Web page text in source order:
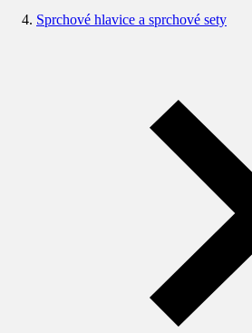
Sprchové hlavice a sprchové sety